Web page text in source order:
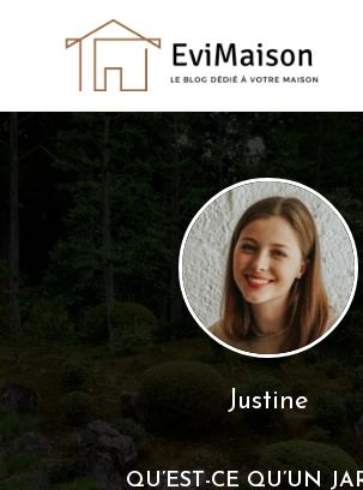
Justine
QU’EST-CE QU’UN